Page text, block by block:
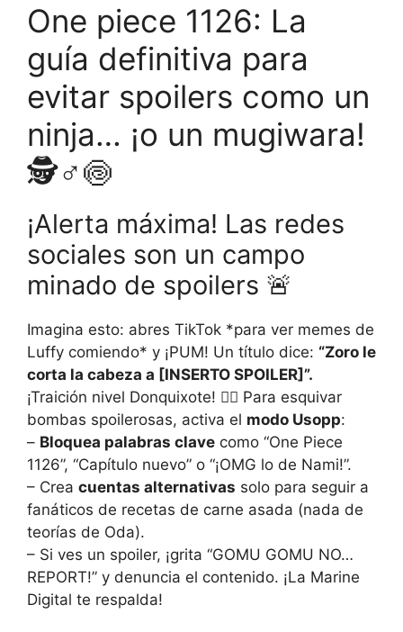
One piece 1126: La
guía definitiva para
evitar spoilers como un
ninja… ¡o un mugiwara!
🕵️♂️🍥
¡Alerta máxima! Las redes
sociales son un campo
minado de spoilers 🚨
Imagina esto: abres TikTok *para ver memes de
Luffy comiendo* y ¡PUM! Un título dice: “Zoro le
corta la cabeza a [INSERTO SPOILER]”.
¡Traición nivel Donquixote! 🏴‍☠️ Para esquivar
bombas spoilerosas, activa el modo Usopp:
– Bloquea palabras clave como “One Piece
1126”, “Capítulo nuevo” o “¡OMG lo de Nami!”.
– Crea cuentas alternativas solo para seguir a
fanáticos de recetas de carne asada (nada de
teorías de Oda).
– Si ves un spoiler, ¡grita “GOMU GOMU NO…
REPORT!” y denuncia el contenido. ¡La Marine
Digital te respalda!